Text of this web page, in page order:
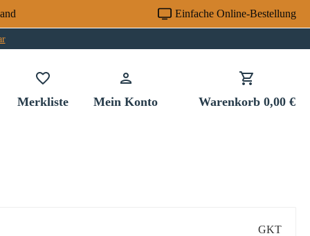
Einfache Online-Bestellung
MerklisteDu hast 0 Produkte auf dem Merkzettel
Mein Konto Warenkorb 0,00 €
GKT